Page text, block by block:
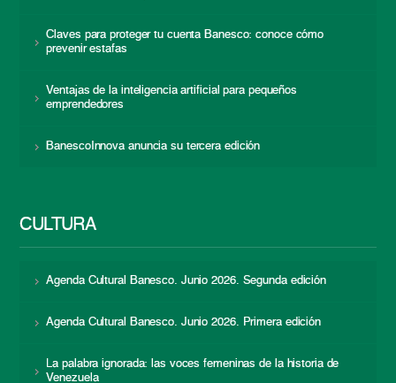
Claves para proteger tu cuenta Banesco: conoce cómo
prevenir estafas
Ventajas de la inteligencia artificial para pequeños
emprendedores
BanescoInnova anuncia su tercera edición
CULTURA
Agenda Cultural Banesco. Junio 2026. Segunda edición
Agenda Cultural Banesco. Junio 2026. Primera edición
La palabra ignorada: las voces femeninas de la historia de
Venezuela